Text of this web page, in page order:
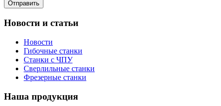
Новости и статьи
Новости
Гибочные станки
Станки с ЧПУ
Сверлильные станки
Фрезерные станки
Наша продукция